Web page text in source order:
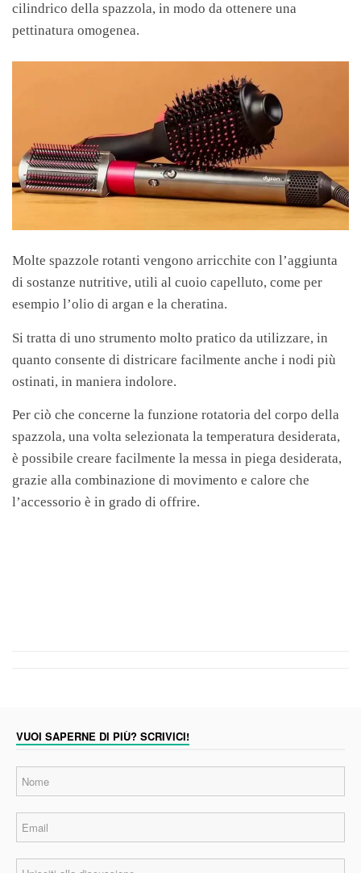
cilindrico della spazzola, in modo da ottenere una
pettinatura omogenea.
Molte spazzole rotanti vengono arricchite con l’aggiunta
di sostanze nutritive, utili al cuoio capelluto, come per
esempio l’olio di argan e la cheratina.
Si tratta di uno strumento molto pratico da utilizzare, in
quanto consente di districare facilmente anche i nodi più
ostinati, in maniera indolore.
Per ciò che concerne la funzione rotatoria del corpo della
spazzola, una volta selezionata la temperatura desiderata,
è possibile creare facilmente la messa in piega desiderata,
grazie alla combinazione di movimento e calore che
l’accessorio è in grado di offrire.
VUOI SAPERNE DI PIÙ? SCRIVICI!